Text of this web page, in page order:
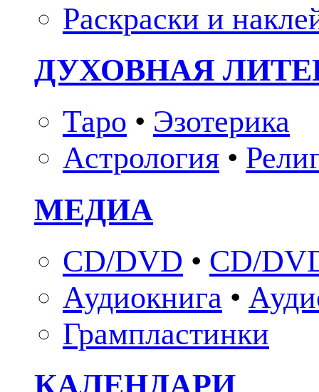
Раскраски и
ДУХОВНАЯ
Таро • Эзотерика
Астрология •
МЕДИА
CD/DVD • CD/
Аудиокнига •
Грампластинки